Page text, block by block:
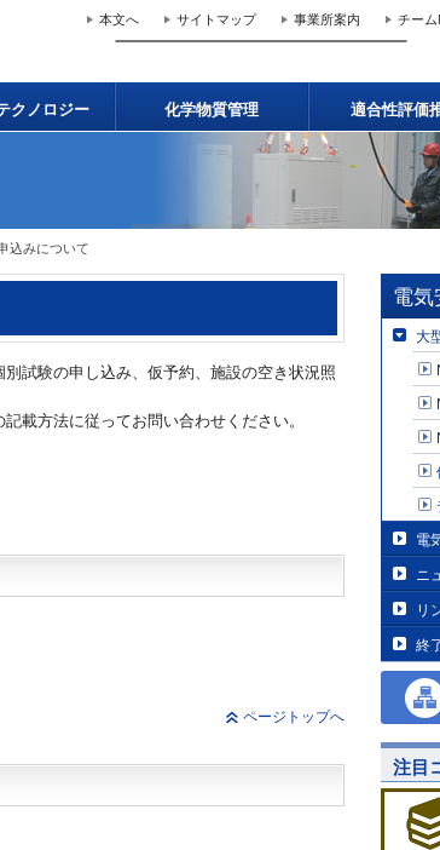
本文へ サイトマップ 事業所案内 チーム
クノロジー 化学物質管理 適合性評価
込みについて
試験の申し込み、仮予約、施設の空き状況照
記載方法に従ってお問い合わせください。
ページトップへ
電気
大
電
ニ
リ
終
注目